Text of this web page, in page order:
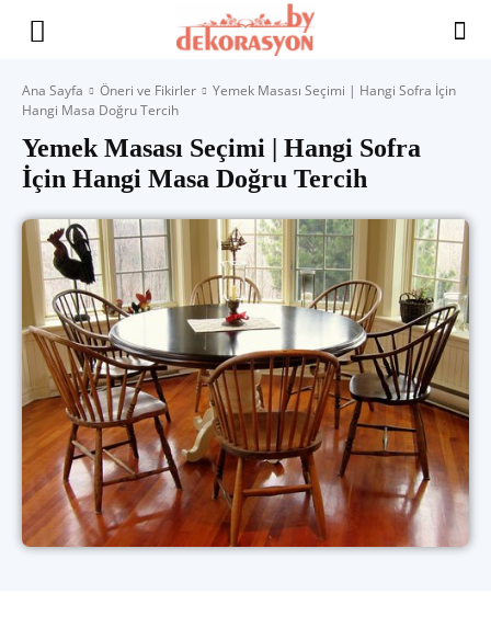
Yaşam
İlham
Ana Sayfa Öneri ve Fikirler
Yemek Masası Seçimi | Hangi Sofra İçin
Hangi Masa Doğru Tercih
Yemek Masası Seçimi | Hangi Sofra
İçin Hangi Masa Doğru Tercih